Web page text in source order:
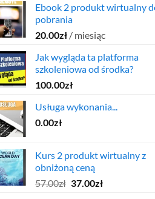
Ebook 2 produkt wirtualny
pobrania
20.00zł / miesiąc
Jak wygląda ta platforma
szkoleniowa od środka?
100.00zł
Usługa wykonania...
0.00zł
Kurs 2 produkt wirtualny z
obniżoną ceną
57.00zł Pierwotna
37.00złAktualna